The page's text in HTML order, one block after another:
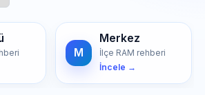
M
Merkez
İlçe RAM rehberi
İncele →